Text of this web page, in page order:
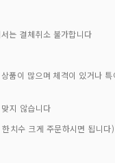
는 결체취소 불가합니다
품이 많으며 체격이 있거나
지 않습니다
치수 크게 주문하시면 됩니다)